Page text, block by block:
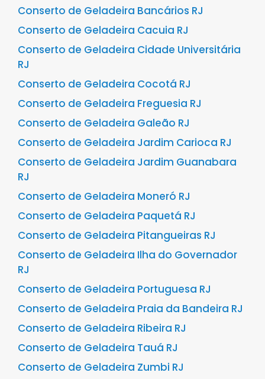
Conserto de Geladeira Bancários RJ
Conserto de Geladeira Cacuia RJ
Conserto de Geladeira Cidade Universitária
RJ
Conserto de Geladeira Cocotá RJ
Conserto de Geladeira Freguesia RJ
Conserto de Geladeira Galeão RJ
Conserto de Geladeira Jardim Carioca RJ
Conserto de Geladeira Jardim Guanabara
RJ
Conserto de Geladeira Moneró RJ
Conserto de Geladeira Paquetá RJ
Conserto de Geladeira Pitangueiras RJ
Conserto de Geladeira Ilha do Governador
RJ
Conserto de Geladeira Portuguesa RJ
Conserto de Geladeira Praia da Bandeira RJ
Conserto de Geladeira Ribeira RJ
Conserto de Geladeira Tauá RJ
Conserto de Geladeira Zumbi RJ